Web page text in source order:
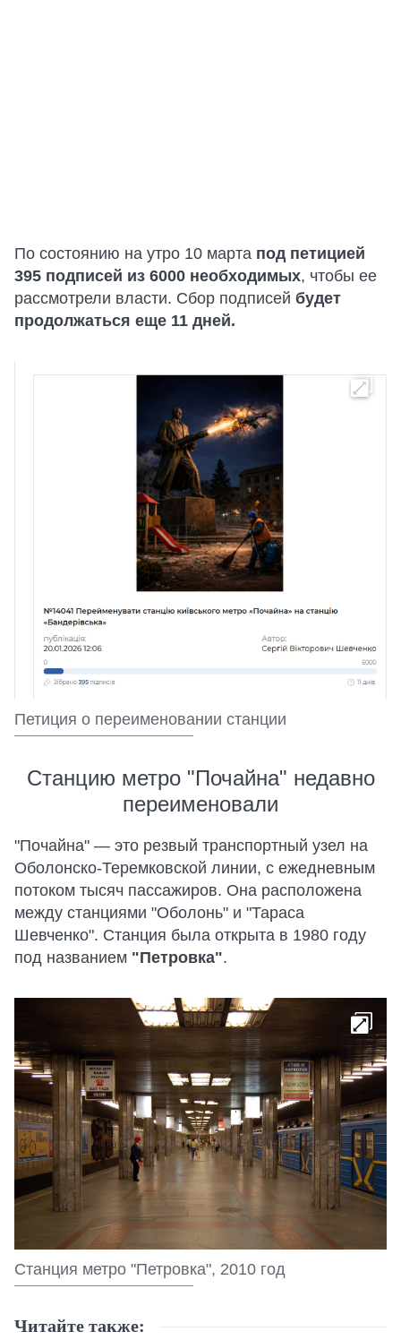
По состоянию на утро 10 марта под петицией
395 подписей из 6000 необходимых, чтобы ее
рассмотрели власти. Сбор подписей будет
продолжаться еще 11 дней.
Петиция о переименовании станции
Станцию метро "Почайна" недавно
переименовали
"Почайна" — это резвый транспортный узел на
Оболонско-Теремковской линии, с ежедневным
потоком тысяч пассажиров. Она расположена
между станциями "Оболонь" и "Тараса
Шевченко". Станция была открыта в 1980 году
под названием "Петровка".
Станция метро "Петровка", 2010 год
Читайте также: